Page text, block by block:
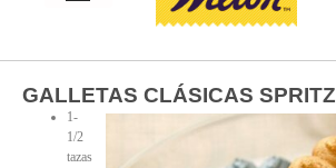
GALLETAS CLÁSICAS SPRITZ
1-
1/2
tazas